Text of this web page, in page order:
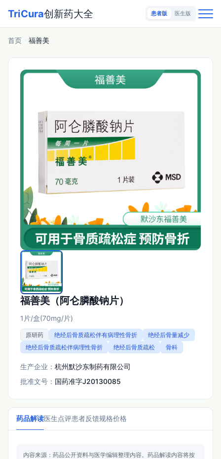
TriCura创新药大全 患者版 医生版
首页 福善美
福善美（阿仑膦酸钠片）
1片/盒(70mg/片)
原研药 绝经后骨质疏松伴有病理性骨折
绝经后骨量减少
绝经后骨质疏松伴病理性骨折
绝经后骨质疏松 骨科
生产企业： 杭州默沙东制药有限公司
批准文号： 国药准字J20130085
药品解读医生点评患者反馈规格价格
内容来源：药品公开资料与医学编辑整理内容。 药品解读内容将按